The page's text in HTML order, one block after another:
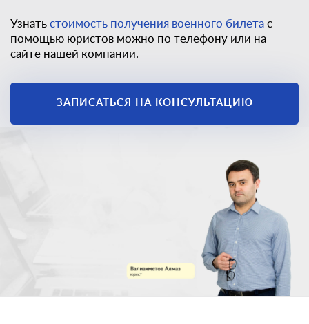
военный билет
Узнать стоимость получения военного билета с
помощью юристов можно по телефону или на
сайте нашей компании.
ЗАПИСАТЬСЯ НА КОНСУЛЬТАЦИЮ